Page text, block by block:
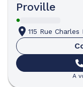
Proville
115 Rue
A